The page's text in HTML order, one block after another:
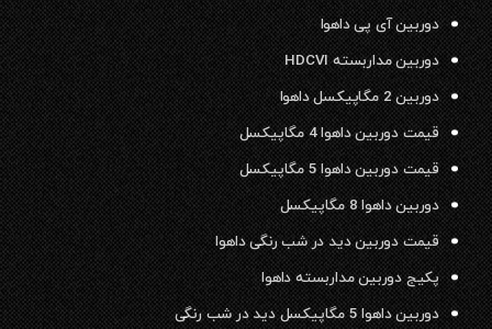
دوربین آی پی داهوا
دوربین مداربسته HDCVI
دوربین 2 مگاپیکسل داهوا
قیمت دوربین داهوا 4 مگاپیکسل
قیمت دوربین داهوا 5 مگاپیکسل
دوربین داهوا 8 مگاپیکسل
قیمت دوربین دید در شب رنگی داهوا
پکیج دوربین مداربسته داهوا
دوربین داهوا 5 مگاپیکسل دید در شب رنگی